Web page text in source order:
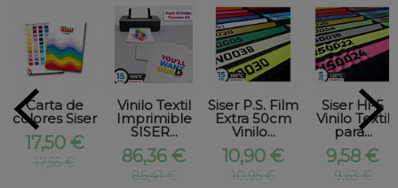
Carta de
colores Siser
17,50 €
17,55 €
Vinilo Textil
Imprimible
SISER...
86,36 €
86,41 €
Siser P.S. Film
Extra 50cm
Vinilo...
10,90 €
10,95 €
Siser Hi-5
Vinilo Textil
para...
9,58 €
9,63 €